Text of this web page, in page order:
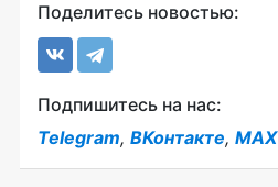
Поделитесь новостью:
Подпишитесь на нас:
Telegram, ВКонтакте, MAX